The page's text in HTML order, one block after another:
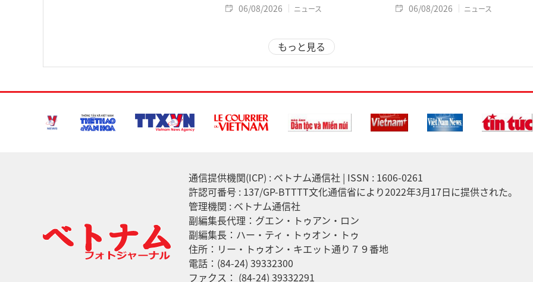
06/08/2026 ニュース 06/08/2026 ニュース
もっと見る
通信提供機関(ICP) : ベトナム通信社 | ISSN : 1606-0261
許認可番号 : 137/GP-BTTTT文化通信省により2022年3月17日に提供された。
管理機関 : ベトナム通信社
副編集長代理：グエン・トゥアン・ロン
副編集長：ハー・ティ・トゥオン・トゥ
住所：リー・トゥオン・キエット通り７９番地
電話：(84-24) 39332300
ファクス： (84-24) 39332291